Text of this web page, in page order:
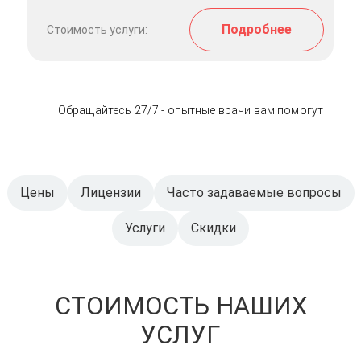
Стоимость услуги: Подробнее
Обращайтесь 27/7 - опытные врачи вам помогут
Цены Лицензии Часто задаваемые вопросы
Услуги Скидки
СТОИМОСТЬ НАШИХ
УСЛУГ